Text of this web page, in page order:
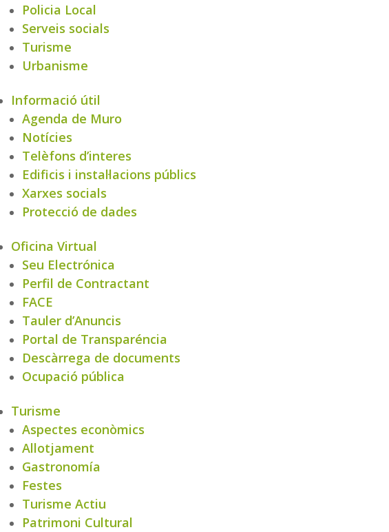
Policia Local
Serveis socials
Turisme
Urbanisme
Informació útil
Agenda de Muro
Notícies
Telèfons d’interes
Edificis i instal·lacions públics
Xarxes socials
Protecció de dades
Oficina Virtual
Seu Electrónica
Perfil de Contractant
FACE
Tauler d’Anuncis
Portal de Transparéncia
Descàrrega de documents
Ocupació pública
Turisme
Aspectes econòmics
Allotjament
Gastronomía
Festes
Turisme Actiu
Patrimoni Cultural